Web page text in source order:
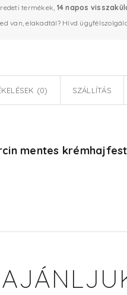
termékek, 14 napos
van, elakadtál? Hívd
(0) SZÁLLÍTÁS
mentes